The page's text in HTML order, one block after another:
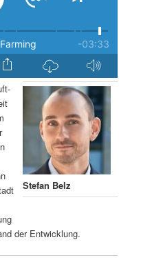
Stefan Belz
der Entwicklung.